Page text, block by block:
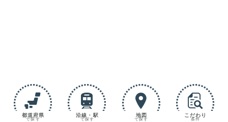
都道府県
で探す
沿線・駅
で探す
地図
で探す
こだわり
条件